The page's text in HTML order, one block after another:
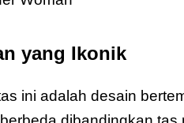
yang Ikonik
ini adalah desain